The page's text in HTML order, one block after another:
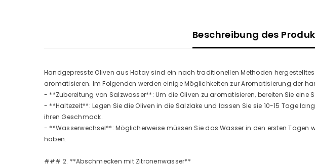
Beschreibung des
Handgepresste Oliven aus Hatay sind ein nach traditionellen Methoden
aromatisieren. Im Folgenden werden einige Möglichkeiten zur Aromatisierung der
- **Zubereitung von Salzwasser**: Um die Oliven zu aromatisieren, bereiten Sie eine
- **Haltezeit**: Legen Sie die Oliven in die Salzlake und lassen Sie sie 10-15 Tage
ihren Geschmack.
- **Wasserwechsel**: Möglicherweise müssen Sie das Wasser in den ersten
haben.
### 2. **Abschmecken mit Zitronenwasser**